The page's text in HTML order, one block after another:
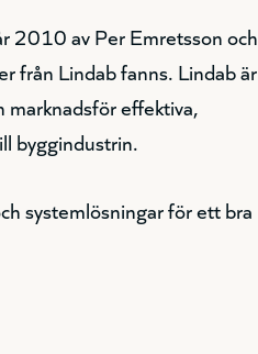
2010 av Per Emretsson och
från Lindab fanns. Lindab är
marknadsför effektiva,
byggindustrin.
systemlösningar för ett bra